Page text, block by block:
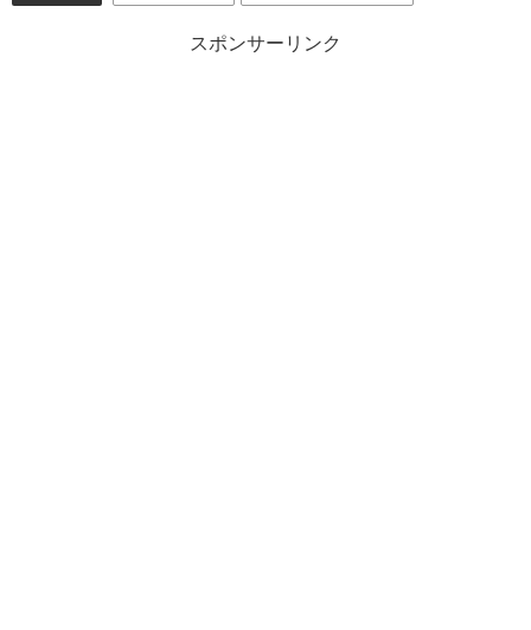
スポンサーリンク